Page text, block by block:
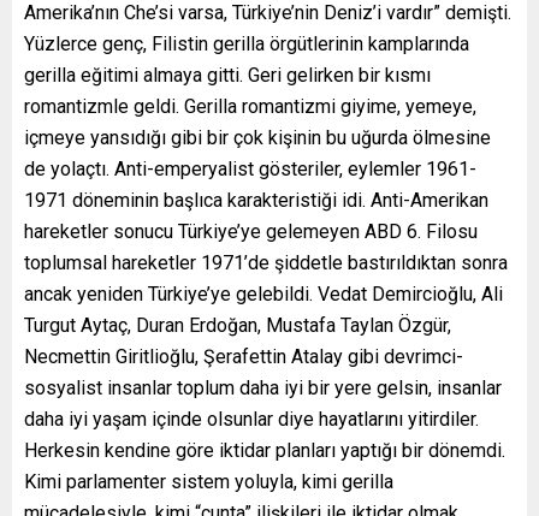
Amerika’nın Che’si varsa, Türkiye’nin Deniz’i vardır” demişti.
Yüzlerce genç, Filistin gerilla örgütlerinin kamplarında
gerilla eğitimi almaya gitti. Geri gelirken bir kısmı
romantizmle geldi. Gerilla romantizmi giyime, yemeye,
içmeye yansıdığı gibi bir çok kişinin bu uğurda ölmesine
de yolaçtı. Anti-emperyalist gösteriler, eylemler 1961-
1971 döneminin başlıca karakteristiği idi. Anti-Amerikan
hareketler sonucu Türkiye’ye gelemeyen ABD 6. Filosu
toplumsal hareketler 1971’de şiddetle bastırıldıktan sonra
ancak yeniden Türkiye’ye gelebildi. Vedat Demircioğlu, Ali
Turgut Aytaç, Duran Erdoğan, Mustafa Taylan Özgür,
Necmettin Giritlioğlu, Şerafettin Atalay gibi devrimci-
sosyalist insanlar toplum daha iyi bir yere gelsin, insanlar
daha iyi yaşam içinde olsunlar diye hayatlarını yitirdiler.
Herkesin kendine göre iktidar planları yaptığı bir dönemdi.
Kimi parlamenter sistem yoluyla, kimi gerilla